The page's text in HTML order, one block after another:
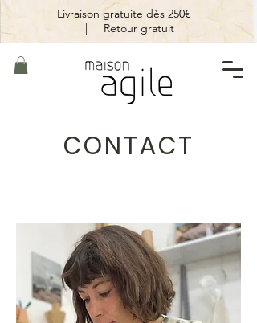
Livraison gratuite dès 250€
| Retour gratuit
CONTACT